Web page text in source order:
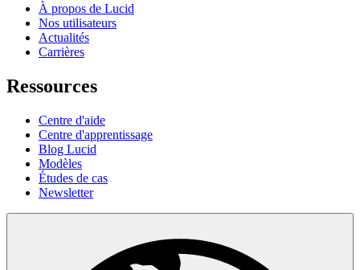
À propos de Lucid
Nos utilisateurs
Actualités
Carrières
Ressources
Centre d'aide
Centre d'apprentissage
Blog Lucid
Modèles
Études de cas
Newsletter